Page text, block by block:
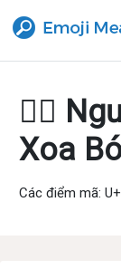
💆‍♀️
Xoa
Các điểm mã: